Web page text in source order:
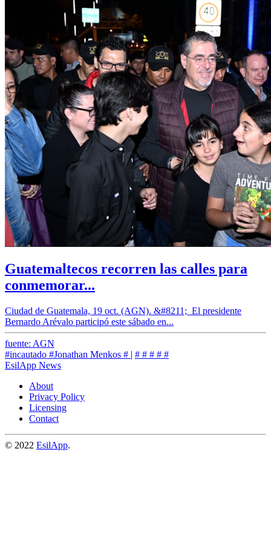
Guatemaltecos recorren las calles para
conmemorar...
Ciudad de Guatemala, 19 oct. (AGN). &#8211; El presidente
Bernardo Arévalo participó este sábado en...
fuente: AGN
#incautado #Jonathan Menkos # | # # # # #
EsilApp News
About
Privacy Policy
Licensing
Contact
© 2022 EsilApp.